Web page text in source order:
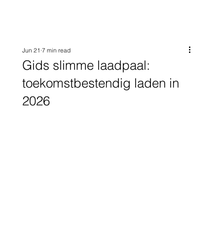
Gids slimme laadpaal:
toekomstbestendig laden in
2026
Jun 21 7 min read